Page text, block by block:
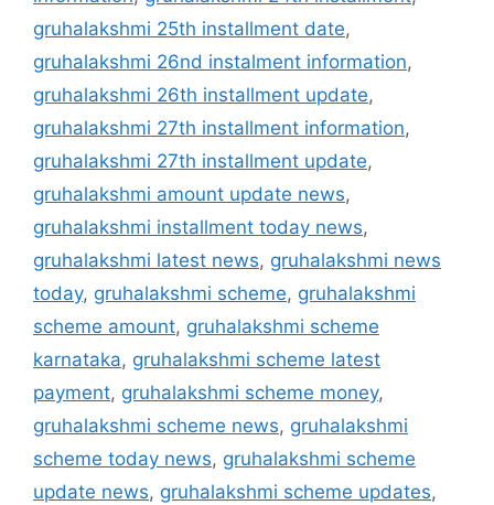
gruhalakshmi 25th installment date,
gruhalakshmi 26nd instalment information,
gruhalakshmi 26th installment update,
gruhalakshmi 27th installment information,
gruhalakshmi 27th installment update,
gruhalakshmi amount update news,
gruhalakshmi installment today news,
gruhalakshmi latest news, gruhalakshmi news
today, gruhalakshmi scheme, gruhalakshmi
scheme amount, gruhalakshmi scheme
karnataka, gruhalakshmi scheme latest
payment, gruhalakshmi scheme money,
gruhalakshmi scheme news, gruhalakshmi
scheme today news, gruhalakshmi scheme
update news, gruhalakshmi scheme updates,